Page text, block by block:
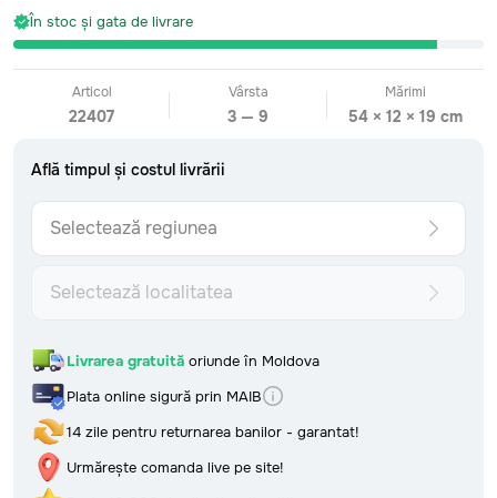
În stoc și gata de livrare
Articol
22407
Vârsta
3 — 9
Mărimi
54 × 12 × 19 cm
Află timpul și costul livrării
Selectează regiunea
Selectează localitatea
Livrarea gratuită oriunde în Moldova
Plata online sigură prin MAIB
14 zile pentru returnarea banilor - garantat!
Urmărește comanda live pe site!
În stoc și gata de livrare
Află timpul și costul livrării
CATEGORII
Bebeluși
0-2 ani
Băieți mici
Fetițe preșcolare 4-6 ani
Băieți preșcolari 4-6 ani
Fetițe școlare 7+ ani
Văzute recent
INFORMAȚII
Urmărește comanda
Formular de retur
Livrare: detalii și costuri
Metoda de plată